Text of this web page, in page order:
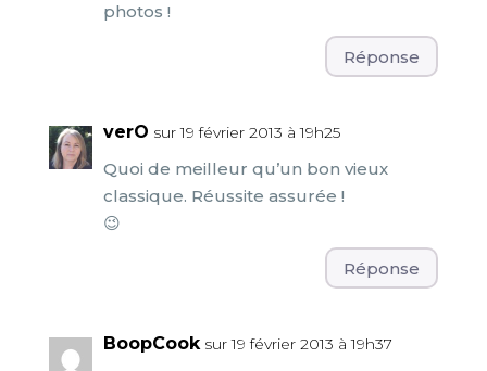
photos !
Réponse
verO sur 19 février 2013 à 19h25
Quoi de meilleur qu’un bon vieux
classique. Réussite assurée !
😉
Réponse
BoopCook sur 19 février 2013 à 19h37